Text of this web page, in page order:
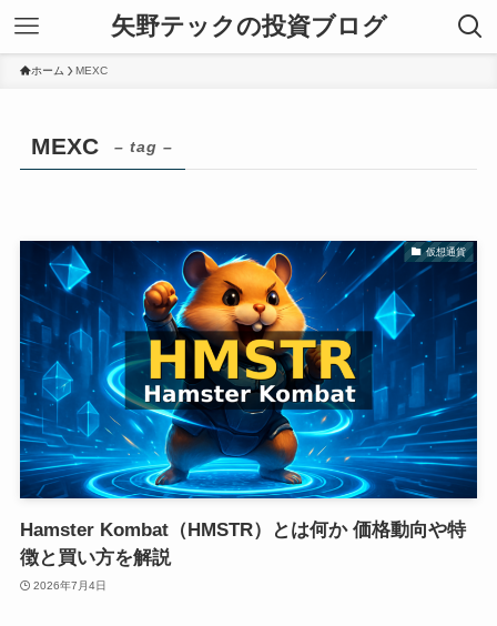
矢野テックの投資ブログ
ホーム MEXC
MEXC – tag –
仮想通貨
Hamster Kombat（HMSTR）とは何か 価格動向や特
徴と買い方を解説
2026年7月4日